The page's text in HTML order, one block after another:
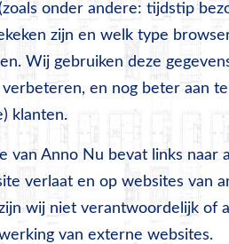
onder andere: tijdstip
zijn en welk type
Wij gebruiken deze
verbeteren, en nog beter aan
klanten.
van Anno Nu bevat links naar
verlaat en op websites van
wij niet verantwoordelijk of
van externe websites.